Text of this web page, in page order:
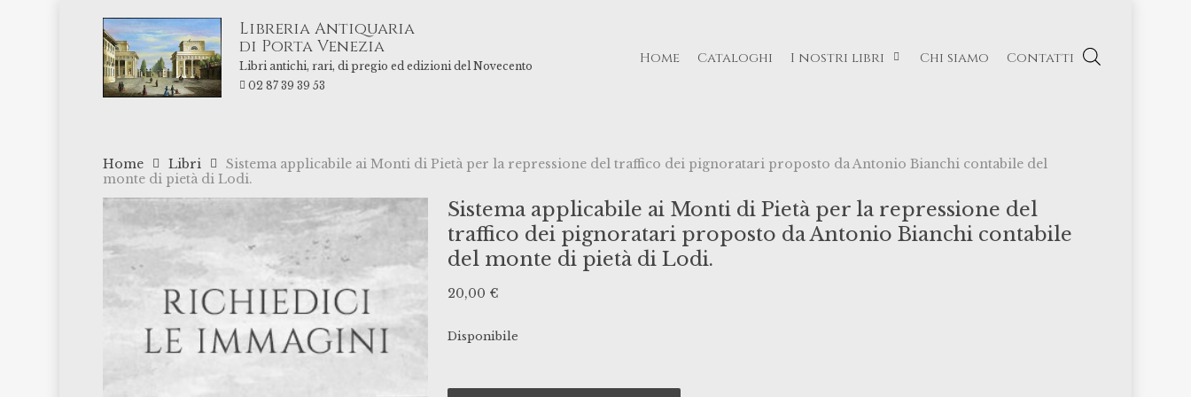
Libreria Antiquaria
di Porta Venezia
Libri antichi, rari, di pregio ed edizioni del Novecento
02 87 39 39 53
Home Cataloghi I nostri libri Chi siamo Contatti
Home Libri
Sistema applicabile ai Monti di Pietà per la repressione del traffico dei pignoratari proposto da Antonio Bianchi contabile del
monte di pietà di Lodi.
Sistema applicabile ai Monti di Pietà per la repressione del
traffico dei pignoratari proposto da Antonio Bianchi contabile
del monte di pietà di Lodi.
20,00 €
Disponibile